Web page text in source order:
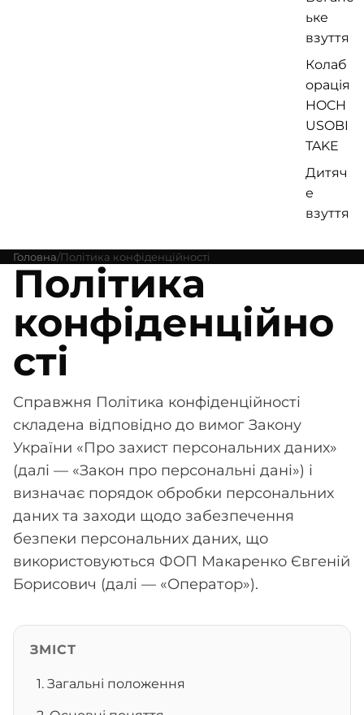
ьке
взуття
Колаб
орація
HOCH
USOBI
TAKE
Дитяч
е
взуття
Головна Політика конфіденційності
Політика
конфіденційно
сті
Справжня Політика конфіденційності
складена відповідно до вимог Закону
України «Про захист персональних даних»
(далі — «Закон про персональні дані») і
визначає порядок обробки персональних
даних та заходи щодо забезпечення
безпеки персональних даних, що
використовуються ФОП Макаренко Євгеній
Борисович (далі — «Оператор»).
ЗМІСТ
1. Загальні положення